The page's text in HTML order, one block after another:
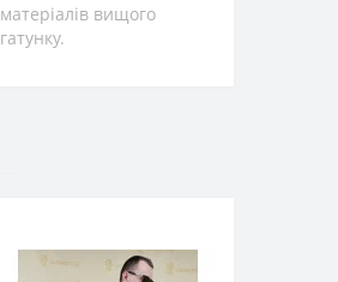
матеріалів вищого
гатунку.